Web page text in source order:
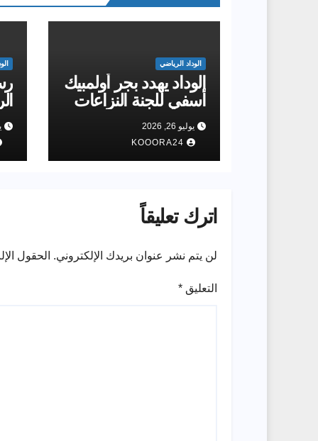
الوداد الرياضي
الوداد يهدد بجر أولمبيك
أسفي للجنة النزاعات
يوليو 26, 2026
KOOORA24
اترك تعليقاً
لن يتم نشر عنوان بريدك الإلكتروني. الحقول
التعليق *